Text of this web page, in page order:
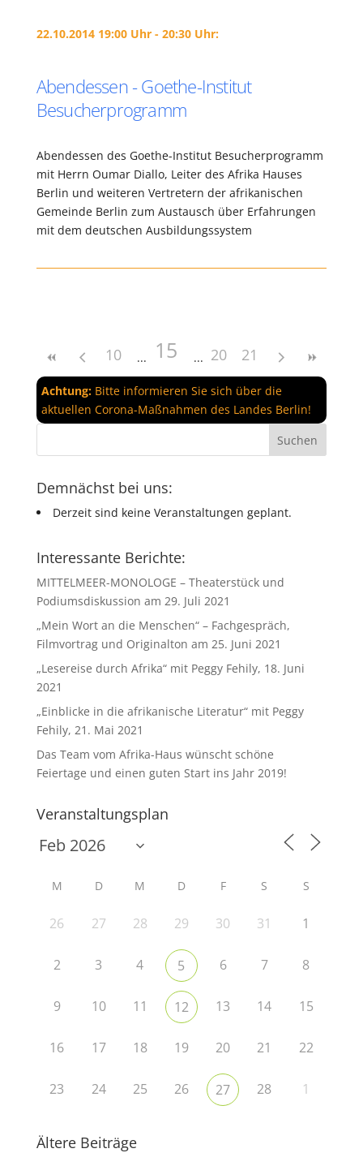
22.10.2014 19:00 Uhr - 20:30 Uhr:
Abendessen - Goethe-Institut
Besucherprogramm
Abendessen des Goethe-Institut Besucherprogramm
mit Herrn Oumar Diallo, Leiter des Afrika Hauses
Berlin und weiteren Vertretern der afrikanischen
Gemeinde Berlin zum Austausch über Erfahrungen
mit dem deutschen Ausbildungssystem
10 15 20 21
Achtung:Bitte informieren Sie sich über die
aktuellen Corona-Maßnahmen des Landes Berlin!
Demnächst bei uns:
Derzeit sind keine Veranstaltungen geplant.
Interessante Berichte:
MITTELMEER-MONOLOGE – Theaterstück und
Podiumsdiskussion am 29. Juli 2021
„Mein Wort an die Menschen“ – Fachgespräch,
Filmvortrag und Originalton am 25. Juni 2021
„Lesereise durch Afrika“ mit Peggy Fehily, 18. Juni
2021
„Einblicke in die afrikanische Literatur“ mit Peggy
Fehily, 21. Mai 2021
Das Team vom Afrika-Haus wünscht schöne
Feiertage und einen guten Start ins Jahr 2019!
Veranstaltungsplan
M D M D F S S
26 27 28 29 30 31 1
2 3 4 5 6 7 8
9 10 11 12 13 14 15
16 17 18 19 20 21 22
23 24 25 26 27 28 1
Ältere Beiträge